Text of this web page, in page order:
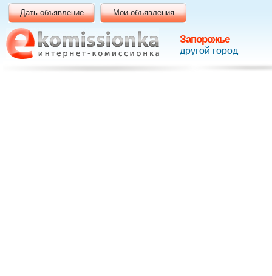
Запорожье
другой город
Дать объявление Мои объявления